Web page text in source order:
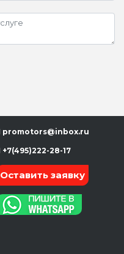
promotors@inbox.ru
+7(495)222-28-17
Оставить заявку